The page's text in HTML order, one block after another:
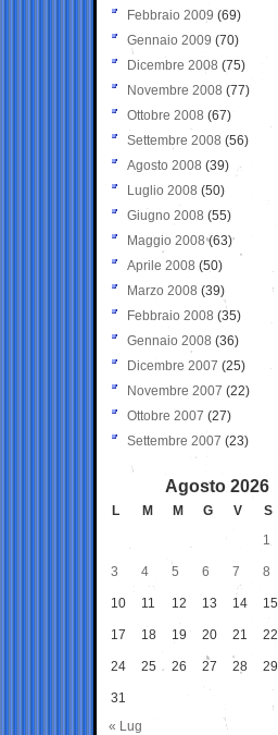
Febbraio 2009 (69)
Gennaio 2009 (70)
Dicembre 2008 (75)
Novembre 2008 (77)
Ottobre 2008 (67)
Settembre 2008 (56)
Agosto 2008 (39)
Luglio 2008 (50)
Giugno 2008 (55)
Maggio 2008(63)
Aprile 2008 (50)
Marzo 2008 (39)
Febbraio 2008 (35)
Gennaio 2008 (36)
Dicembre 2007 (25)
Novembre 2007 (22)
Ottobre 2007 (27)
Settembre 2007 (23)
Agosto 2026
L M M G V S
1
3 4 5 6 7 8
10 11 12 13 14 15
17 18 19 20 21 22
24 25 26 27 28 29
31
« Lug